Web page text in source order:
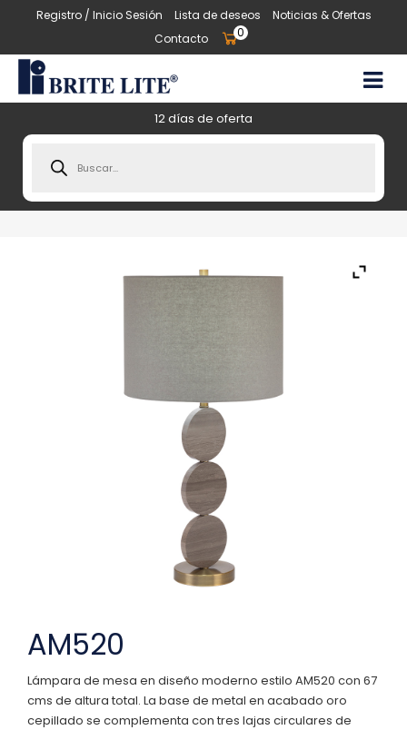
Registro / Inicio Sesión Lista de deseos
Noticias & Ofertas
Contacto
0
12 días de oferta
search
AM520
Lámpara de mesa en diseño moderno estilo AM520 con 67
cms de altura total. La base de metal en acabado oro
cepillado se complementa con tres lajas circulares de